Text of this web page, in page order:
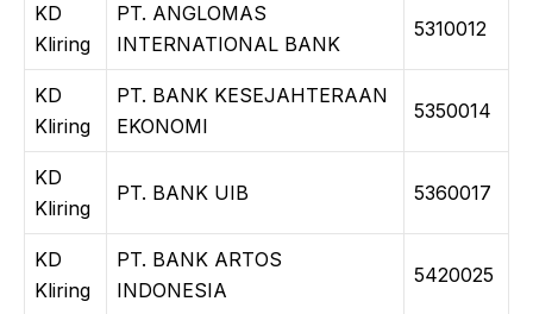
KD
Kliring
PT. ANGLOMAS
INTERNATIONAL BANK
5310012
KD
Kliring
PT. BANK KESEJAHTERAAN
EKONOMI
5350014
KD
Kliring
PT. BANK UIB 5360017
KD
Kliring
PT. BANK ARTOS
INDONESIA
5420025